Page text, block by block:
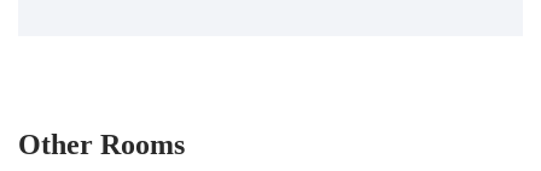
Other Rooms